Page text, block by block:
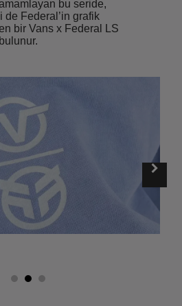
bu seride,
de Federal’in grafik
bir Vans x Federal LS